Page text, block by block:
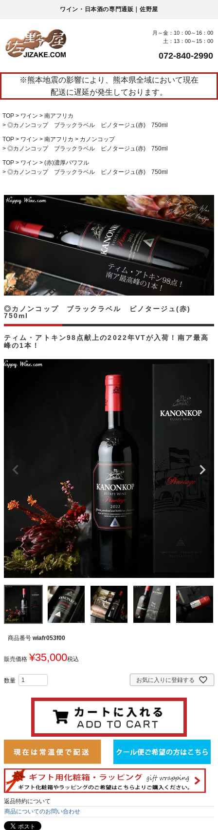
ワイン・日本酒の専門通販｜佐野屋
月～金：10：00～16：00
土：13：00～15：00
072-840-2990
※熊本地震の影響により、熊本県全域において現在
配送に遅延が発生しております。
TOP ワイン
南アフリカ
◎カノンコップ ブラックラベル ピノタージュ(赤) 750ml
TOP ワイン 南アフリカ
カノンコップ
◎カノンコップ ブラックラベル ピノタージュ(赤) 750ml
TOP ワイン
(赤)濃厚パワフル
◎カノンコップ ブラックラベル ピノタージュ(赤) 750ml
ティム・アトキン98点献上の2022年VTが入荷！南ア最高
峰の1本！
◎カノンコップ ブラックラベル ピノタージュ(赤)
750ml
商品番号 wiafr053f00
販売価格 ¥35,000税込
お気に入りに登録する
返品特約について
商品についてのお問い合わせ